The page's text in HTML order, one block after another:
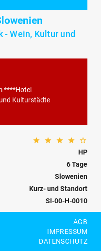
Wein, Kultur und
****Hotel
Kulturstädte
HP
6 Tage
Slowenien
Kurz- und Standort
SI-00-H-0010
AGB
IMPRESSUM
DATENSCHUTZ